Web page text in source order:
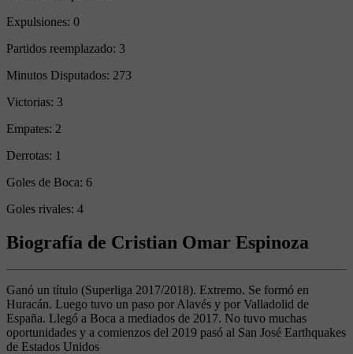
Expulsiones: 0
Partidos reemplazado: 3
Minutos Disputados: 273
Victorias: 3
Empates: 2
Derrotas: 1
Goles de Boca: 6
Goles rivales: 4
Biografía de Cristian Omar Espinoza
Ganó un título (Superliga 2017/2018). Extremo. Se formó en
Huracán. Luego tuvo un paso por Alavés y por Valladolid de
España. Llegó a Boca a mediados de 2017. No tuvo muchas
oportunidades y a comienzos del 2019 pasó al San José Earthquakes
de Estados Unidos